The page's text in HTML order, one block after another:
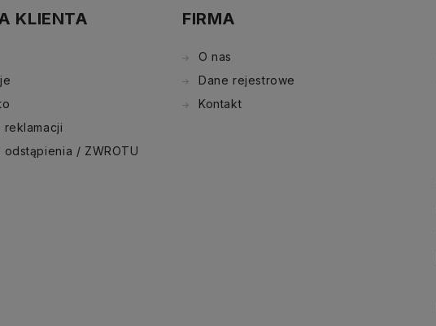
KLIENTA
reklamacji
odstąpienia / ZWROTU
FIRMA
O nas
Dane rejestrowe
Kontakt